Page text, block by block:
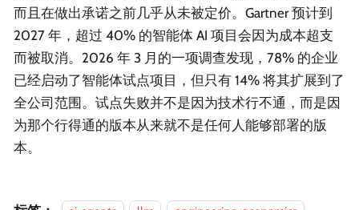
而且在做出承诺之前几乎从未被定价。Gartner 预计到
2027 年，超过 40% 的智能体 AI 项目会因为成本超支
而被取消。2026 年 3 月的一项调查发现，78% 的企业
已经启动了智能体试点项目，但只有 14% 将其扩展到了
全公司范围。试点失败并不是因为技术行不通，而是因
为那个行得通的版本从来就不是任何人能够部署的版
本。